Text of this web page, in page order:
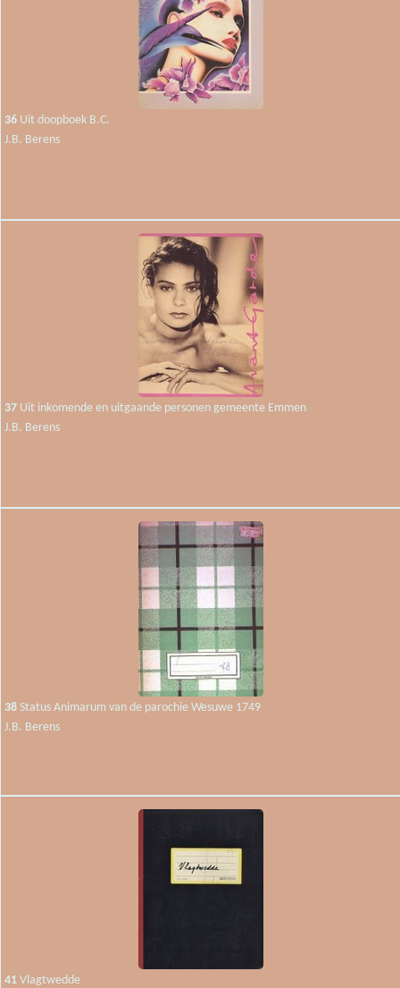
36 Uit doopboek B.C.
J.B. Berens
37 Uit inkomende en uitgaande personen gemeente Emmen
J.B. Berens
38 Status Animarum van de parochie Wesuwe 1749
J.B. Berens
41 Vlagtwedde